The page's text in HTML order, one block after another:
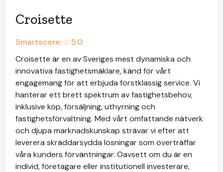
Croisette
Smartscore: ☆5.0
Croisette är en av Sveriges mest dynamiska och
innovativa fastighetsmäklare, känd för vårt
engagemang för att erbjuda förstklassig service. Vi
hanterar ett brett spektrum av fastighetsbehov,
inklusive köp, försäljning, uthyrning och
fastighetsförvaltning. Med vårt omfattande nätverk
och djupa marknadskunskap strävar vi efter att
leverera skräddarsydda lösningar som överträffar
våra kunders förväntningar. Oavsett om du är en
individ, företagare eller institutionell investerare,